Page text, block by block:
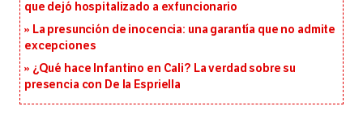
que dejó hospitalizado a exfuncionario
La presunción de inocencia: una garantía que no admite
excepciones
¿Qué hace Infantino en Cali? La verdad sobre su
presencia con De la Espriella